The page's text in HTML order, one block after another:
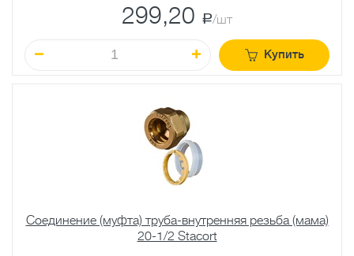
299,20 a/шт
Купить
Соединение (муфта) труба-внутренняя резьба (мама)
20-1/2 Stacort